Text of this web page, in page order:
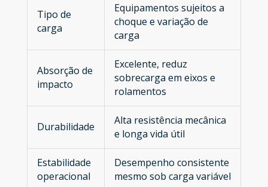
Tipo de
carga
Equipamentos sujeitos a
choque e variação de
carga
Absorção de
impacto
Excelente, reduz
sobrecarga em eixos e
rolamentos
Durabilidade
Alta resistência mecânica
e longa vida útil
Estabilidade
operacional
Desempenho consistente
mesmo sob carga variável